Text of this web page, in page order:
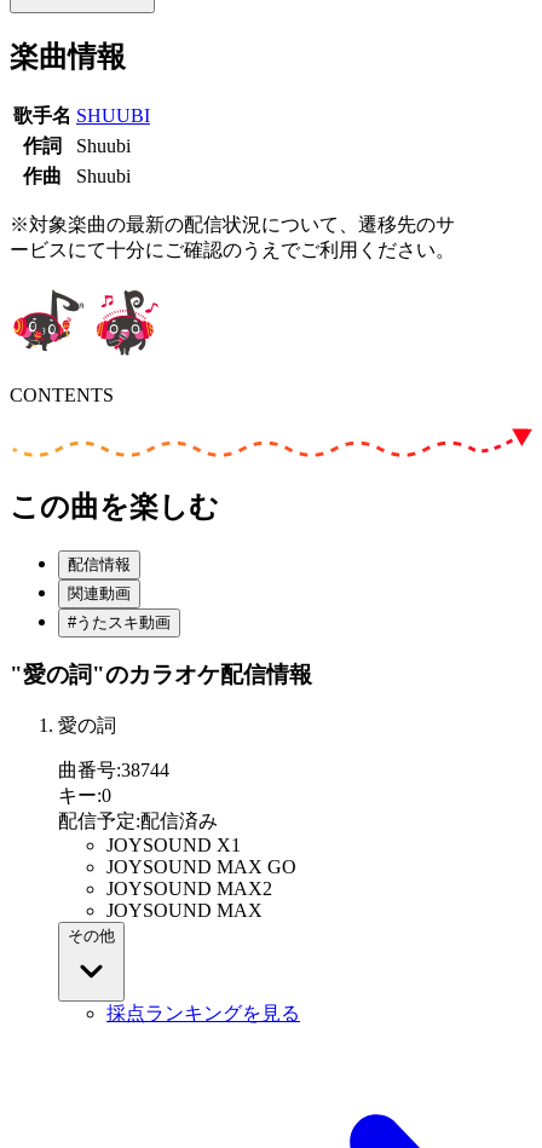
楽曲情報
歌手名 SHUUBI
作詞
Shuubi
作曲
Shuubi
※対象楽曲の最新の配信状況について、遷移先のサ
ービスにて十分にご確認のうえでご利用ください。
CONTENTS
この曲を楽しむ
配信情報
関連動画
#うたスキ動画
"愛の詞"のカラオケ配信情報
愛の詞
曲番号:38744
キー:0
配信予定:配信済み
JOYSOUND X1
JOYSOUND MAX GO
JOYSOUND MAX2
JOYSOUND MAX
その他
採点ランキングを見る